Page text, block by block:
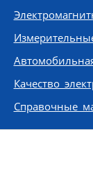
Качество
Справочные